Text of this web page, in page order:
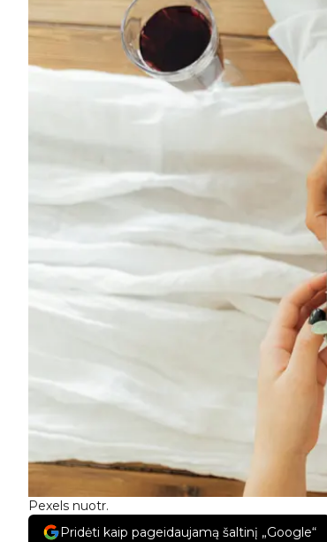
Pexels nuotr.
Pridėti kaip pageidaujamą šaltinį „Google“